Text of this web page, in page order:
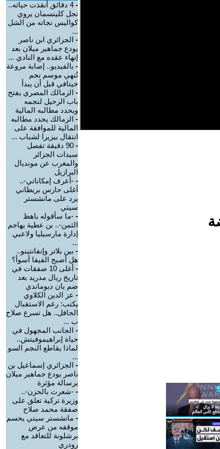
-
4 دقائق أنقذت حياته..
نجل كلينسمان يروي
كواليس نجاته من الشل
...
- الجزائري ابن ناصر
يودع جماهير ميلان بعد
إنهاء عقده مع النادي ...
- بالفيديو.. إصابة مروعة
تُنهي موسم نجم
خيتافي قبل أن يبدأ
- الزمالك المصري يفتح
باب الرحيل لنجمه
ويحدد مطالبه المالية
- الزمالك يحدد مطالبه
المالية للموافقة على
انتقال بيزيرا لشباب ...
-
90 دقيقة تفصل
سيدات الجزائر
والمغرب عن مونديال
البرازيل
- -أعرف إمكاناتي-..
أغلى حارس بريطاني
يرد على مانشستر
سيتي
- -ما سأقوله باهظ
الثمن-.. بن عطية يهاجم
إدارة مارسيليا ولاعبي
...
- بين بلاتر وإنفانتينو..
هل أصبح الفيفا أسوأ؟
-
أغلى 10 صفقات في
تاريخ ريال مدريد بعد
ضم يان ديوماندي
- عز الدين الكلاوي
يكتب: رغم الاستقبال
الحافل.. هل تسرع صلاح
ب ...
- الجانب المجهول في
حياة إبراهيموفيتش..
لماذا يقاطع النجم السو
...
- الجزائري إسماعيل بن
ناصر يودع جماهير ميلان
برسالة مؤثرة
- -شعرت بالحزن-..
وزيرة تركية تعلق على
صفقة محمد صلاح
- مانشستر سيتي يحسم
موقفه من عرض
برشلونة للتعاقد مع
رودري